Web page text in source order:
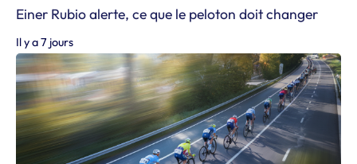
Einer Rubio alerte, ce que le peloton doit changer
Il y a 7 jours